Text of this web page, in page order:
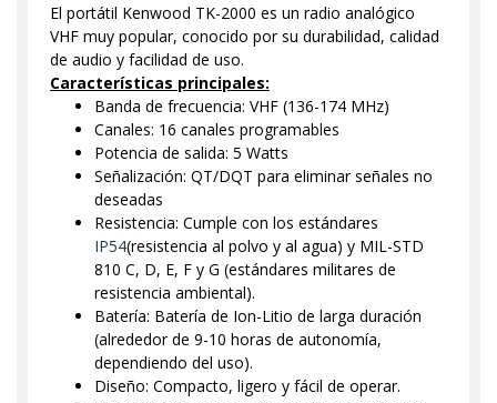
El portátil Kenwood TK-2000 es un radio analógico
VHF muy popular, conocido por su durabilidad, calidad
de audio y facilidad de uso.
Características principales:
Banda de frecuencia: VHF (136-174 MHz)
Canales: 16 canales programables
Potencia de salida: 5 Watts
Señalización: QT/DQT para eliminar señales no
deseadas
Resistencia: Cumple con los estándares
IP54(resistencia al polvo y al agua) y MIL-STD
810 C, D, E, F y G (estándares militares de
resistencia ambiental).
Batería: Batería de Ion-Litio de larga duración
(alrededor de 9-10 horas de autonomía,
dependiendo del uso).
Diseño: Compacto, ligero y fácil de operar.